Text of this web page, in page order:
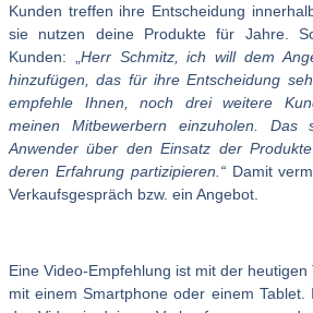
Kunden treffen ihre Entscheidung
sie nutzen deine Produkte für Jahre.
Kunden: „ Herr Schmitz, ich will dem
hinzufügen, das für ihre Entscheidung
empfehle Ihnen, noch drei weitere
meinen Mitbewerbern einzuholen.
Anwender über den Einsatz der
deren Erfahrung partizipieren.“Damit
Verkaufsgespräch bzw. ein Angebot.
Eine Video-Empfehlung ist mit der
mit einem Smartphone oder einem Tablet.